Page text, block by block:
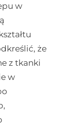
w
że
z tkanki
w